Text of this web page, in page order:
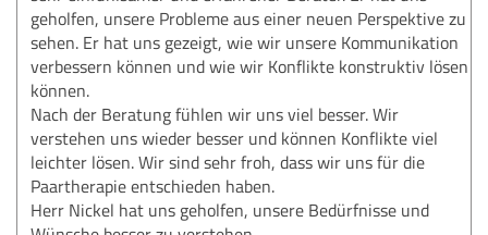
geholfen, unsere Probleme aus einer neuen Perspektive zu
sehen. Er hat uns gezeigt, wie wir unsere Kommunikation
verbessern können und wie wir Konflikte konstruktiv lösen
können.
Nach der Beratung fühlen wir uns viel besser. Wir
verstehen uns wieder besser und können Konflikte viel
leichter lösen. Wir sind sehr froh, dass wir uns für die
Paartherapie entschieden haben.
Herr Nickel hat uns geholfen, unsere Bedürfnisse und